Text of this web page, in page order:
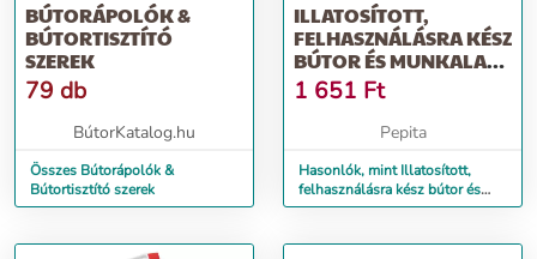
BÚTORÁPOLÓK &
BÚTORTISZTÍTÓ
SZEREK
79 db
BútorKatalog.hu
Összes Bútorápolók &
Bútortisztító szerek
ILLATOSÍTOTT,
FELHASZNÁLÁSRA KÉSZ
BÚTOR ÉS MUNKALAP
ÁPOLÓ FOLYAD...
1 651 Ft
Pepita
Hasonlók, mint Illatosított,
felhasználásra kész bútor és
munkalap ápoló folyad...